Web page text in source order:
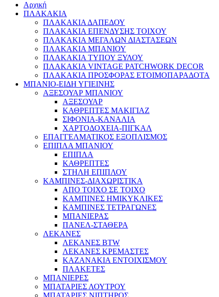
Αρχική
ΠΛΑΚΑΚΙΑ
ΠΛΑΚΑΚΙΑ ΔΑΠΕΔΟΥ
ΠΛΑΚΑΚΙΑ ΕΠΕΝΔΥΣΗΣ ΤΟΙΧΟΥ
ΠΛΑΚΑΚΙΑ ΜΕΓΑΛΩΝ ΔΙΑΣΤΑΣΕΩΝ
ΠΛΑΚΑΚΙΑ ΜΠΑΝΙΟΥ
ΠΛΑΚΑΚΙΑ ΤΥΠΟΥ ΞΥΛΟΥ
ΠΛΑΚΑΚΙΑ VINTAGE PATCHWORK DECOR
ΠΛΑΚΑΚΙΑ ΠΡΟΣΦΟΡΑΣ ΕΤΟΙΜΟΠΑΡΑΔΟΤΑ
ΜΠΑΝΙΟ-ΕΙΔΗ ΥΓΙΕΙΝΗΣ
ΑΞΕΣΟΥΑΡ ΜΠΑΝΙΟΥ
ΑΞΕΣΟΥΑΡ
ΚΑΘΡΕΠΤΕΣ ΜΑΚΙΓΙΑΖ
ΣΙΦΟΝΙΑ-ΚΑΝΑΛΙΑ
ΧΑΡΤΟΔΟΧΕΙΑ-ΠΙΓΚΑΛ
ΕΠΑΓΓΕΛΜΑΤΙΚΟΣ ΕΞΟΠΛΙΣΜΟΣ
ΕΠΙΠΛΑ ΜΠΑΝΙΟΥ
ΕΠΙΠΛΑ
ΚΑΘΡΕΠΤΕΣ
ΣΤΗΛΗ ΕΠΙΠΛΟΥ
ΚΑΜΠΙΝΕΣ-ΔΙΑΧΩΡΙΣΤΙΚΑ
ΑΠΟ ΤΟΙΧΟ ΣΕ ΤΟΙΧΟ
ΚΑΜΠΙΝΕΣ ΗΜΙΚΥΚΛΙΚΕΣ
ΚΑΜΠΙΝΕΣ ΤΕΤΡΑΓΩΝΕΣ
ΜΠΑΝΙΕΡΑΣ
ΠΑΝΕΛ-ΣΤΑΘΕΡΑ
ΛΕΚΑΝΕΣ
ΛΕΚΑΝΕΣ BTW
ΛΕΚΑΝΕΣ ΚΡΕΜΑΣΤΕΣ
ΚΑΖΑΝΑΚΙΑ ΕΝΤΟΙΧΙΣΜΟΥ
ΠΛΑΚΕΤΕΣ
ΜΠΑΝΙΕΡΕΣ
ΜΠΑΤΑΡΙΕΣ ΛΟΥΤΡΟΥ
ΜΠΑΤΑΡΙΕΣ ΝΙΠΤΗΡΟΣ